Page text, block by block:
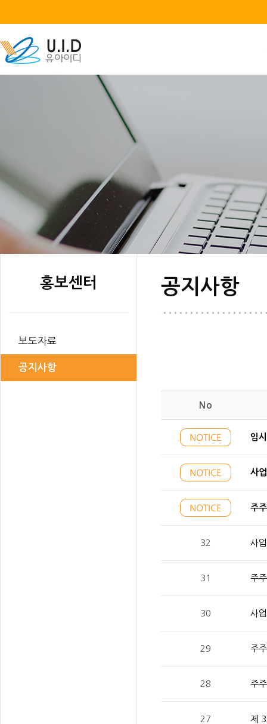
홍보센터
보도자료
공지사항
공지사항
No
임
사
주
32 사
31 주
30 사
29 주
28 주
27 제